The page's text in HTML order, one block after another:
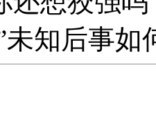
未知后事